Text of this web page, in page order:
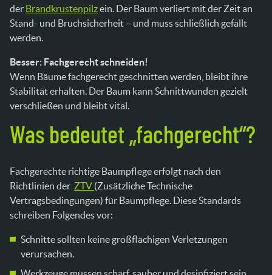
der Brandkrustenpilzein. Der Baum verliert mit der Zeit an
Stand- und Bruchsicherheit – und muss schließlich gefällt
werden.
Besser: Fachgerecht schneiden!
Wenn Bäume fachgerecht geschnitten werden, bleibt ihre
Stabilität erhalten. Der Baum kann Schnittwunden gezielt
verschließen und bleibt vital.
Was bedeutet „fachgerecht“?
Fachgerechte richtige Baumpflege erfolgt nach den
Richtlinien der ZTV (Zusätzliche Technische
Vertragsbedingungen) für Baumpflege. Diese Standards
schreiben Folgendes vor:
Schnitte sollten keine großflächigen Verletzungen
verursachen.